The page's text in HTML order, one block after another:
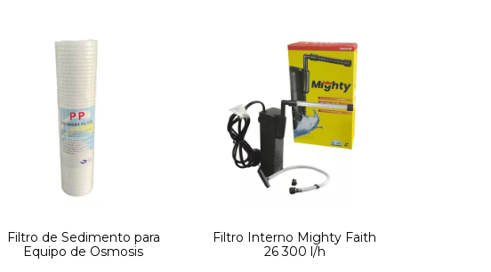
Filtro de Sedimento para
Equipo de Osmosis
Filtro Interno Mighty Faith
26 300 l/h